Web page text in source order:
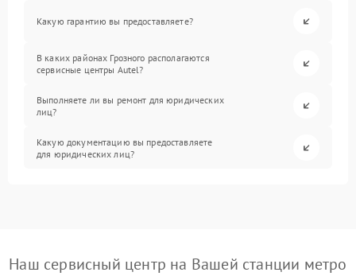
Какую гарантию вы предоставляете?
В каких районах Грозного располагаются
сервисные центры Autel?
Выполняете ли вы ремонт для юридических
лиц?
Какую документацию вы предоставляете
для юридических лиц?
Наш сервисный центр на Вашей станции метро